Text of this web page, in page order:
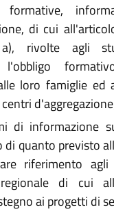
di cui
rivolte agli
l'obbligo
loro famiglie ed
di informazione
quanto previsto
riferimento
di cui
ai progetti di